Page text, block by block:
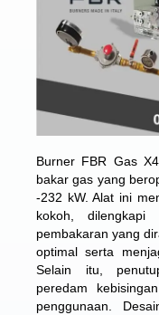
Burner FBR Gas
bakar gas yang
-232 kW. Alat ini
kokoh,
pembakaran yang
optimal serta
Selain itu,
peredam
penggunaan.